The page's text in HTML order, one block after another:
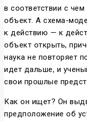
в соответствии с
объект. А схема-
к действию — к
объект открыть,
наука не повторяет
идет дальше, и
свои прошлые
Как он ищет? Он
предположение об